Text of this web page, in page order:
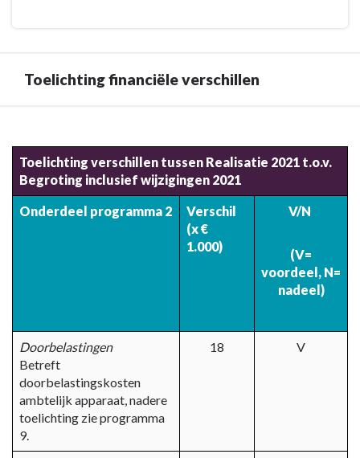
Toelichting financiële verschillen
naar
navigatie
Toelichting verschillen tussen Realisatie 2021 t.o.v.
Begroting inclusief wijzigingen 2021
Onderdeel programma 2
Verschil
(x €
1.000)
V/N
(V=
voordeel, N=
nadeel)
Doorbelastingen
Betreft
doorbelastingskosten
ambtelijk apparaat, nadere
toelichting zie programma
9.
18 V